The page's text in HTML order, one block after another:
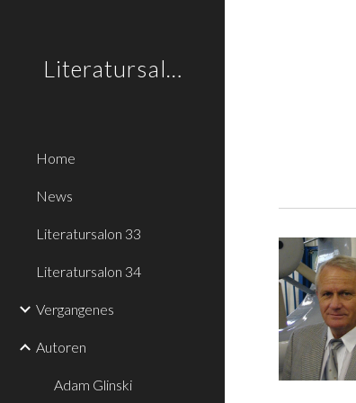
Literatursalon.li
Home
News
Literatursalon 33
Literatursalon 34
Vergangenes
Autoren
Adam Glinski